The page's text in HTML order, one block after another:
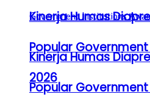
Kinerja Humas
Popular
2026
Kinerja Humas
Popular